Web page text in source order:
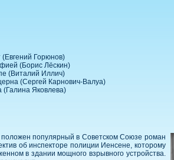
(Евгений Горюнов)
(Борис Лёскин)
(Виталий Иллич)
(Сергей Карнович-Валуа)
(Галина Яковлева)
популярный в Советском Союзе роман
об инспекторе полиции Иенсене, которому
в здании мощного взрывного устройства.